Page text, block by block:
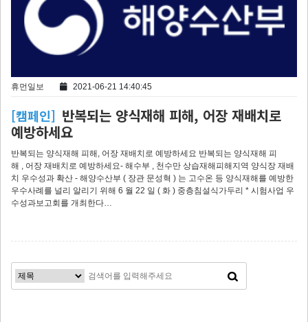
휴먼일보 2021-06-21 14:40:45
[캠페인] 반복되는 양식재해 피해, 어장 재배치로
예방하세요
반복되는 양식재해 피해, 어장 재배치로 예방하세요 반복되는 양식재해 피
해 , 어장 재배치로 예방하세요- 해수부 , 천수만 상습재해피해지역 양식장 재배
치 우수성과 확산 - 해양수산부 ( 장관 문성혁 ) 는 고수온 등 양식재해를 예방한
우수사례를 널리 알리기 위해 6 월 22 일 ( 화 ) 중층침설식가두리 * 시험사업 우
수성과보고회를 개최한다…